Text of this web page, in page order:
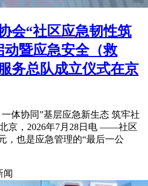
会“社区应急韧性筑
动暨应急安全（救
务总队成立仪式在京
体协同”基层应急新生态 筑牢社
京，2026年7月28日电 ——社区
，也是应急管理的“最后一公
闻